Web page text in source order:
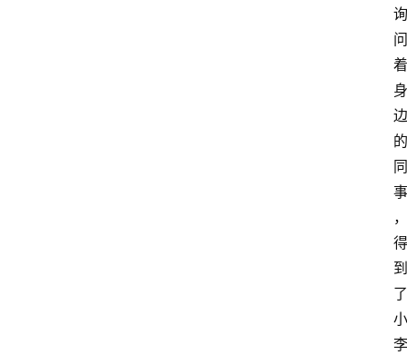
询
问
着
身
边
的
同
事
，
得
到
了
小
李